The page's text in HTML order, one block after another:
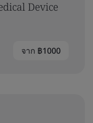
Device
จาก ฿1000